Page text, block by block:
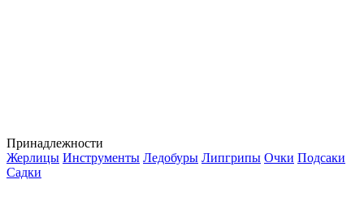
Принадлежности
Жерлицы Инструменты Ледобуры Липгрипы Очки Подсаки
Садки